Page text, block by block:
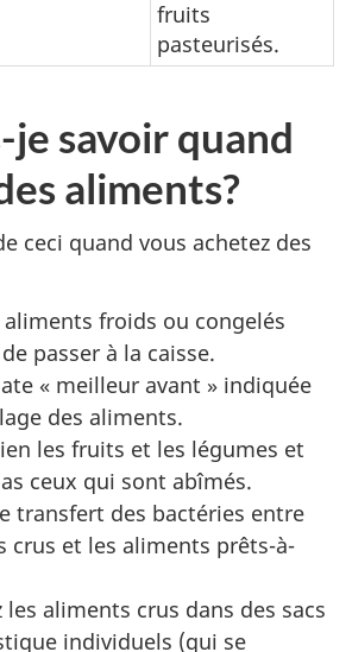
fruits
pasteurisés.
je savoir quand
aliments?
ceci quand vous achetez des
aliments froids ou congelés
passer à la caisse.
« meilleur avant » indiquée
des aliments.
les fruits et les légumes et
ceux qui sont abîmés.
transfert des bactéries entre
crus et les aliments prêts-à-
les aliments crus dans des sacs
individuels (qui se